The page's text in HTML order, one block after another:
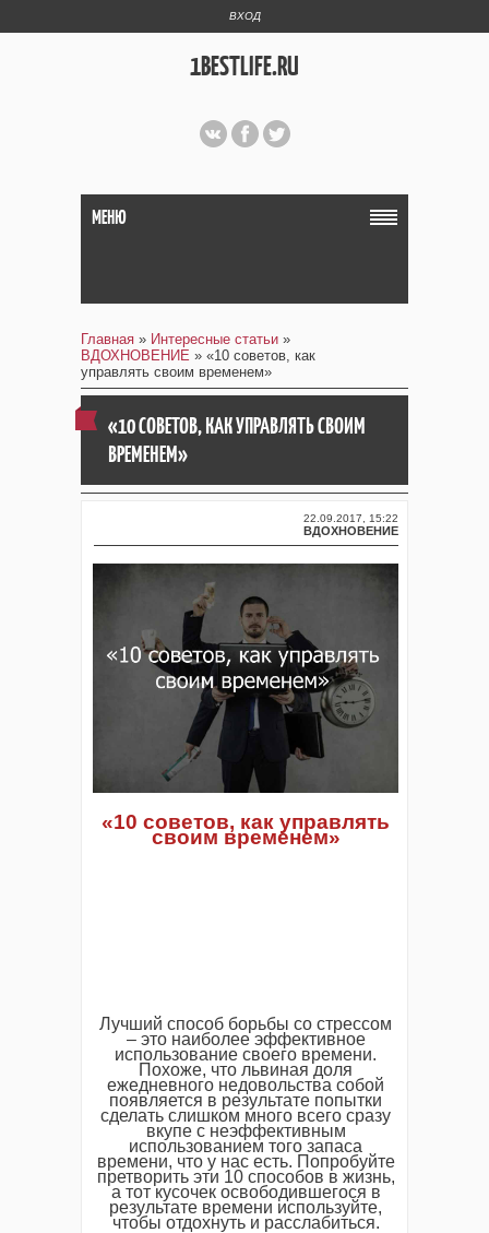
ВХОД
1BESTLIFE.RU
МЕНЮ
Главная » Интересные статьи »
ВДОХНОВЕНИЕ » «10 советов, как
управлять своим временем»
«10 СОВЕТОВ, КАК УПРАВЛЯТЬ СВОИМ
ВРЕМЕНЕМ»
22.09.2017, 15:22
ВДОХНОВЕНИЕ
«10 советов, как управлять
своим временем»
Лучший способ борьбы со стрессом
– это наиболее эффективное
использование своего времени.
Похоже, что львиная доля
ежедневного недовольства собой
появляется в результате попытки
сделать слишком много всего сразу
вкупе с неэффективным
использованием того запаса
времени, что у нас есть. Попробуйте
претворить эти 10 способов в жизнь,
а тот кусочек освободившегося в
результате времени используйте,
чтобы отдохнуть и расслабиться.